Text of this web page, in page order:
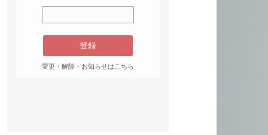
変更・解除・お知らせはこちら